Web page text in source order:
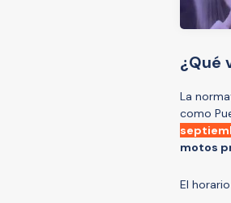
¿Qué
La
como
motos
El